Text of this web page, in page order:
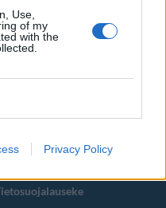
Use,
of my
with the
Privacy Policy